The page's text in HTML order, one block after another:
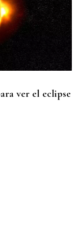
al trabajar
ver el eclipse